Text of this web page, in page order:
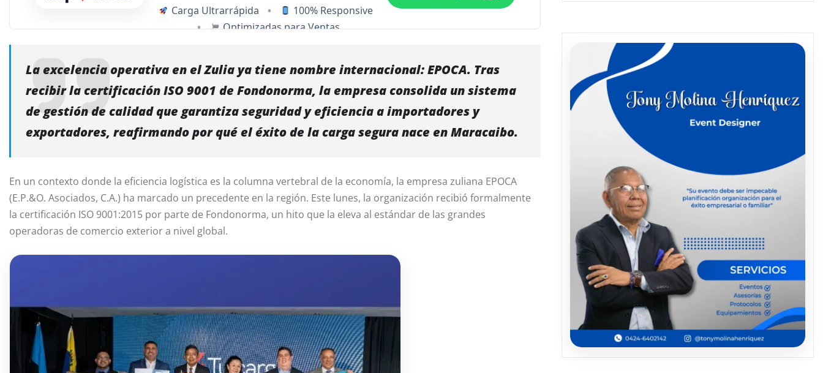
Carga Ultrarrápida •
100% Responsive
•
Optimizadas para Ventas
La excelencia operativa en el Zulia ya tiene nombre internacional: EPOCA. Tras
recibir la certificación ISO 9001 de Fondonorma, la empresa consolida un sistema
de gestión de calidad que garantiza seguridad y eficiencia a importadores y
exportadores, reafirmando por qué el éxito de la carga segura nace en Maracaibo.
En un contexto donde la eficiencia logística es la columna vertebral de la economía, la empresa zuliana EPOCA
(E.P.&O. Asociados, C.A.) ha marcado un precedente en la región. Este lunes, la organización recibió formalmente
la certificación ISO 9001:2015 por parte de Fondonorma, un hito que la eleva al estándar de las grandes
operadoras de comercio exterior a nivel global.